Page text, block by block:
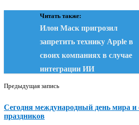
Читать также:
Илон Маск пригрозил
запретить технику Apple в
своих компаниях в случае
интеграции ИИ
Предыдущая запись
Сегодня международный день мира и
праздников